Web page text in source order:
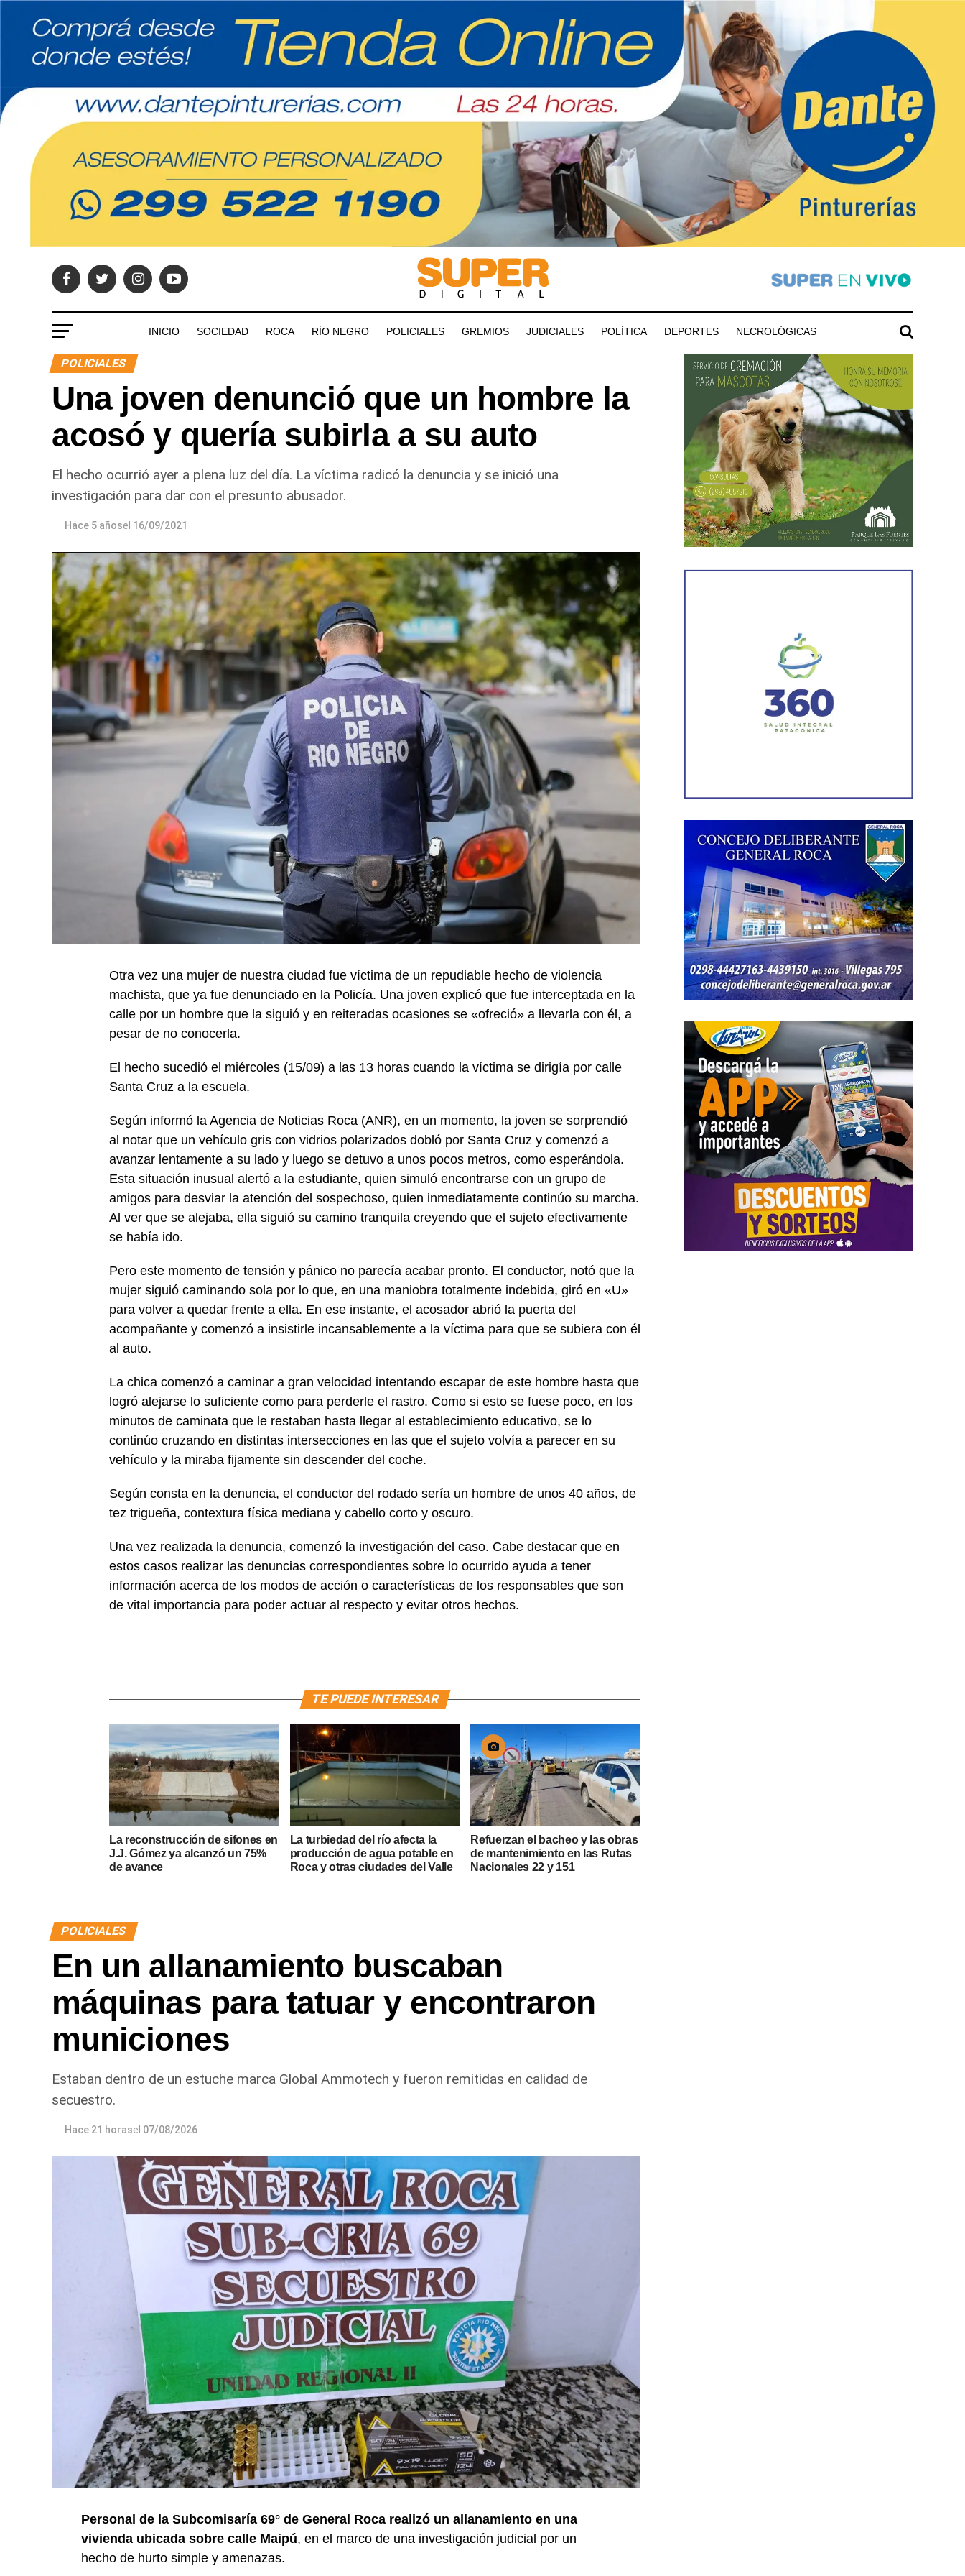
INICIO SOCIEDAD ROCA RÍO NEGRO POLICIALES GREMIOS JUDICIALES POLÍTICA DEPORTES NECROLÓGICAS
POLICIALES
Una joven denunció que un hombre la
acosó y quería subirla a su auto
El hecho ocurrió ayer a plena luz del día. La víctima radicó la denuncia y se inició una
investigación para dar con el presunto abusador.
Hace 5 añosel 16/09/2021
Otra vez una mujer de nuestra ciudad fue víctima de un repudiable hecho de violencia
machista, que ya fue denunciado en la Policía. Una joven explicó que fue interceptada en la
calle por un hombre que la siguió y en reiteradas ocasiones se «ofreció» a llevarla con él, a
pesar de no conocerla.
El hecho sucedió el miércoles (15/09) a las 13 horas cuando la víctima se dirigía por calle
Santa Cruz a la escuela.
Según informó la Agencia de Noticias Roca (ANR), en un momento, la joven se sorprendió
al notar que un vehículo gris con vidrios polarizados dobló por Santa Cruz y comenzó a
avanzar lentamente a su lado y luego se detuvo a unos pocos metros, como esperándola.
Esta situación inusual alertó a la estudiante, quien simuló encontrarse con un grupo de
amigos para desviar la atención del sospechoso, quien inmediatamente continúo su marcha.
Al ver que se alejaba, ella siguió su camino tranquila creyendo que el sujeto efectivamente
se había ido.
Pero este momento de tensión y pánico no parecía acabar pronto. El conductor, notó que la
mujer siguió caminando sola por lo que, en una maniobra totalmente indebida, giró en «U»
para volver a quedar frente a ella. En ese instante, el acosador abrió la puerta del
acompañante y comenzó a insistirle incansablemente a la víctima para que se subiera con él
al auto.
La chica comenzó a caminar a gran velocidad intentando escapar de este hombre hasta que
logró alejarse lo suficiente como para perderle el rastro. Como si esto se fuese poco, en los
minutos de caminata que le restaban hasta llegar al establecimiento educativo, se lo
continúo cruzando en distintas intersecciones en las que el sujeto volvía a parecer en su
vehículo y la miraba fijamente sin descender del coche.
Según consta en la denuncia, el conductor del rodado sería un hombre de unos 40 años, de
tez trigueña, contextura física mediana y cabello corto y oscuro.
Una vez realizada la denuncia, comenzó la investigación del caso. Cabe destacar que en
estos casos realizar las denuncias correspondientes sobre lo ocurrido ayuda a tener
información acerca de los modos de acción o características de los responsables que son
de vital importancia para poder actuar al respecto y evitar otros hechos.
TE PUEDE INTERESAR
La reconstrucción de sifones en
J.J. Gómez ya alcanzó un 75%
de avance
La turbiedad del río afecta la
producción de agua potable en
Roca y otras ciudades del Valle
Refuerzan el bacheo y las obras
de mantenimiento en las Rutas
Nacionales 22 y 151
POLICIALES
En un allanamiento buscaban
máquinas para tatuar y encontraron
municiones
Estaban dentro de un estuche marca Global Ammotech y fueron remitidas en calidad de
secuestro.
Hace 21 horasel 07/08/2026
Personal de la Subcomisaría 69° de General Roca realizó un allanamiento en una
vivienda ubicada sobre calle Maipú, en el marco de una investigación judicial por un
hecho de hurto simple y amenazas.